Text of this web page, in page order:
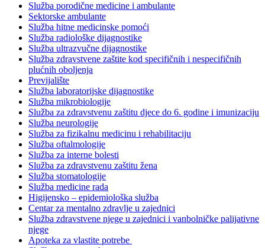
Služba porodične medicine i ambulante
Sektorske ambulante
Služba hitne medicinske pomoći
Služba radiološke dijagnostike
Služba ultrazvučne dijagnostike
Služba zdravstvene zaštite kod specifičnih i nespecifičnih
plućnih oboljenja
Previjalište
Služba laboratorijske dijagnostike
Služba mikrobiologije
Služba za zdravstvenu zaštitu djece do 6. godine i imunizaciju
Služba neurologije
Služba za fizikalnu medicinu i rehabilitaciju
Služba oftalmologije
Služba za interne bolesti
Služba za zdravstvenu zaštitu žena
Služba stomatologije
Služba medicine rada
Higijensko – epidemiološka služba
Centar za mentalno zdravlje u zajednici
Služba zdravstvene njege u zajednici i vanbolničke palijativne
njege
Apoteka za vlastite potrebe